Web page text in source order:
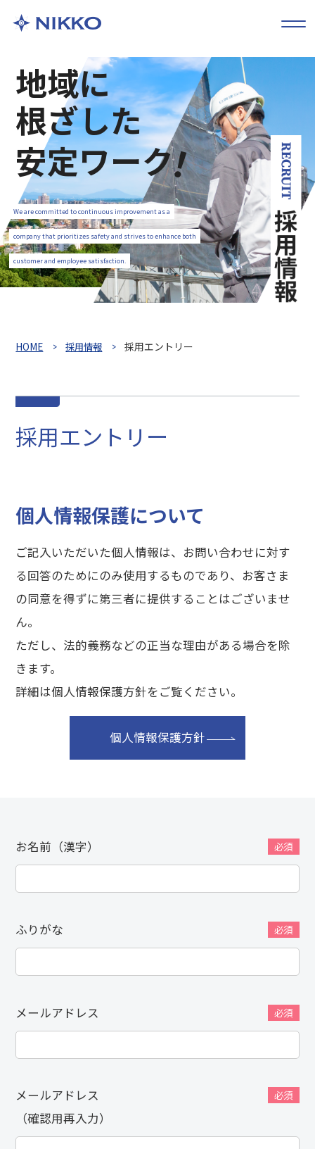
地域に
根ざした
安定ワーク！
We are committed to continuous improvement as a
company that prioritizes safety and strives to enhance both
customer and employee satisfaction.
HOME 採用情報 採用エントリー
採用エントリー
個人情報保護について
ご記入いただいた個人情報は、お問い合わせに対す
る回答のためにのみ使用するものであり、お客さま
の同意を得ずに第三者に提供することはございませ
ん。
ただし、法的義務などの正当な理由がある場合を除
きます。
詳細は個人情報保護方針をご覧ください。
個人情報保護方針
お名前（漢字） 必須
ふりがな 必須
メールアドレス 必須
メールアドレス
（確認用再入力）
必須